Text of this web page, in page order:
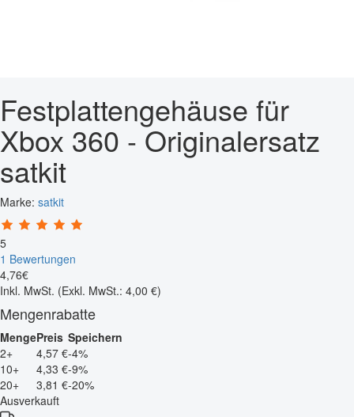
Festplattengehäuse für
Xbox 360 - Originalersatz
satkit
Marke: satkit
5
1 Bewertungen
4,76€
Inkl. MwSt. (Exkl. MwSt.: 4,00 €)
Mengenrabatte
MengePreis Speichern
2+
4,57 €-4%
10+
4,33 €-9%
20+
3,81 €-20%
Ausverkauft